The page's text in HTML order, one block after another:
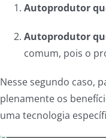
Autoprodutor
Autoprodutor
comum, pois o
Nesse segundo caso,
plenamente os
uma tecnologia